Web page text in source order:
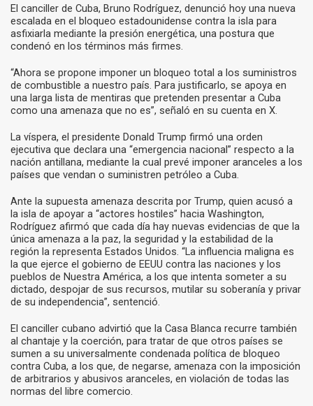
El canciller de Cuba, Bruno Rodríguez, denunció hoy una nueva
escalada en el bloqueo estadounidense contra la isla para
asfixiarla mediante la presión energética, una postura que
condenó en los términos más firmes.
“Ahora se propone imponer un bloqueo total a los suministros
de combustible a nuestro país. Para justificarlo, se apoya en
una larga lista de mentiras que pretenden presentar a Cuba
como una amenaza que no es”, señaló en su cuenta en X.
La víspera, el presidente Donald Trump firmó una orden
ejecutiva que declara una “emergencia nacional” respecto a la
nación antillana, mediante la cual prevé imponer aranceles a los
países que vendan o suministren petróleo a Cuba.
Ante la supuesta amenaza descrita por Trump, quien acusó a
la isla de apoyar a “actores hostiles” hacia Washington,
Rodríguez afirmó que cada día hay nuevas evidencias de que la
única amenaza a la paz, la seguridad y la estabilidad de la
región la representa Estados Unidos. “La influencia maligna es
la que ejerce el gobierno de EEUU contra las naciones y los
pueblos de Nuestra América, a los que intenta someter a su
dictado, despojar de sus recursos, mutilar su soberanía y privar
de su independencia”, sentenció.
El canciller cubano advirtió que la Casa Blanca recurre también
al chantaje y la coerción, para tratar de que otros países se
sumen a su universalmente condenada política de bloqueo
contra Cuba, a los que, de negarse, amenaza con la imposición
de arbitrarios y abusivos aranceles, en violación de todas las
normas del libre comercio.